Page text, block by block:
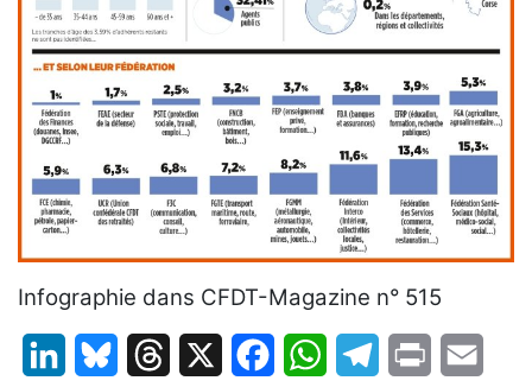
Infographie dans CFDT-Magazine n° 515
LinkedInBluesky Threads FacebookWhatsAppTelegram
Print